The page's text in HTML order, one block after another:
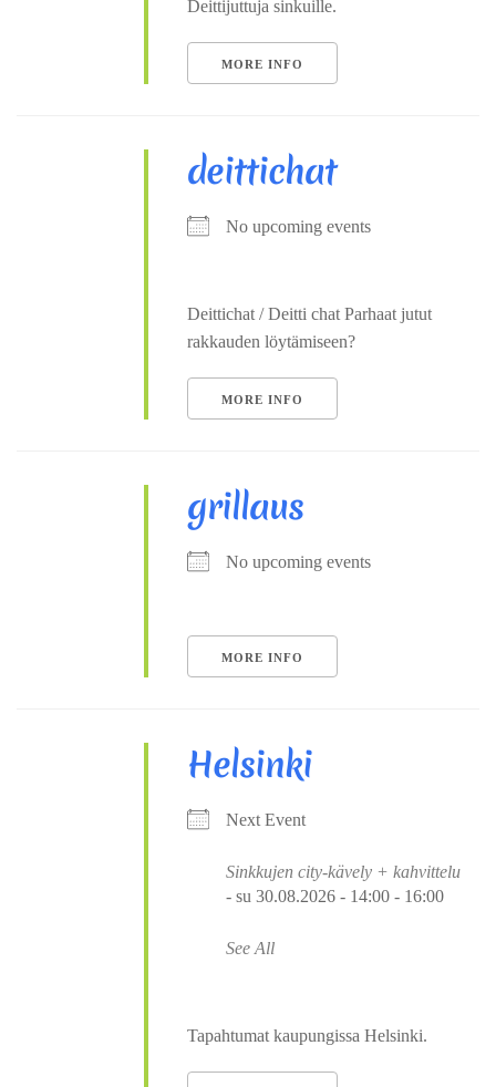
Deittijuttuja sinkuille.
MORE INFO
deittichat
No upcoming events
Deittichat / Deitti chat Parhaat jutut
rakkauden löytämiseen?
MORE INFO
grillaus
No upcoming events
MORE INFO
Helsinki
Next Event
Sinkkujen city-kävely + kahvittelu
- su 30.08.2026 - 14:00 - 16:00
See All
Tapahtumat kaupungissa Helsinki.